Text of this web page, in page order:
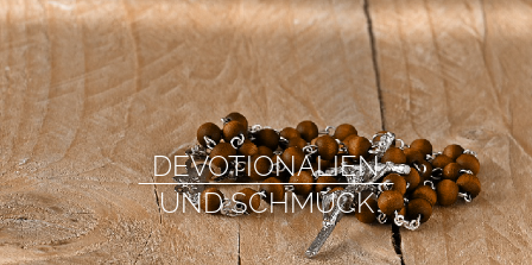
DEVOTIONALIEN
UND SCHMUCK